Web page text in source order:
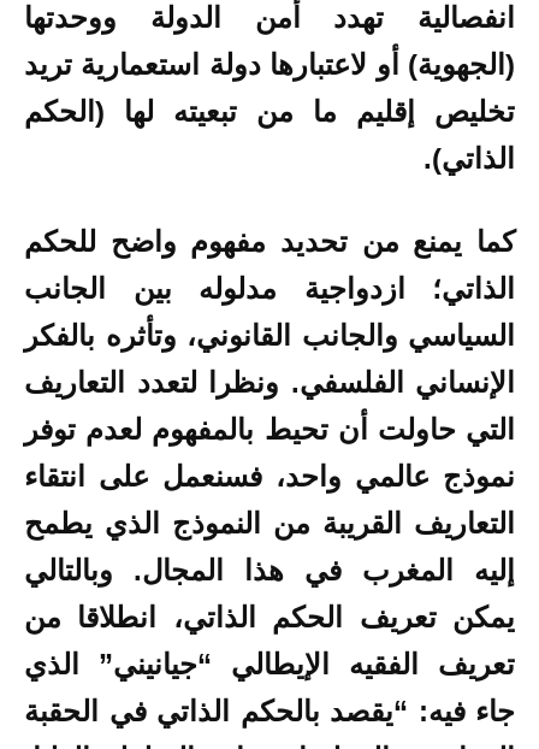
انفصالية تهدد أمن الدولة ووحدتها
(الجهوية) أو لاعتبارها دولة استعمارية تريد
تخليص إقليم ما من تبعيته لها (الحكم
الذاتي).
كما يمنع من تحديد مفهوم واضح للحكم
الذاتي؛ ازدواجية مدلوله بين الجانب
السياسي والجانب القانوني، وتأثره بالفكر
الإنساني الفلسفي. ونظرا لتعدد التعاريف
التي حاولت أن تحيط بالمفهوم لعدم توفر
نموذج عالمي واحد، فسنعمل على انتقاء
التعاريف القريبة من النموذج الذي يطمح
إليه المغرب في هذا المجال. وبالتالي
يمكن تعريف الحكم الذاتي، انطلاقا من
تعريف الفقيه الإيطالي “جيانيني” الذي
جاء فيه: “يقصد بالحكم الذاتي في الحقبة